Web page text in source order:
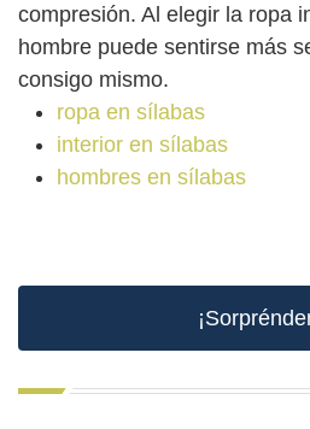
compresión. Al elegir la ropa
hombre puede sentirse más
consigo mismo.
ropa en sílabas
interior en sílabas
hombres en sílabas